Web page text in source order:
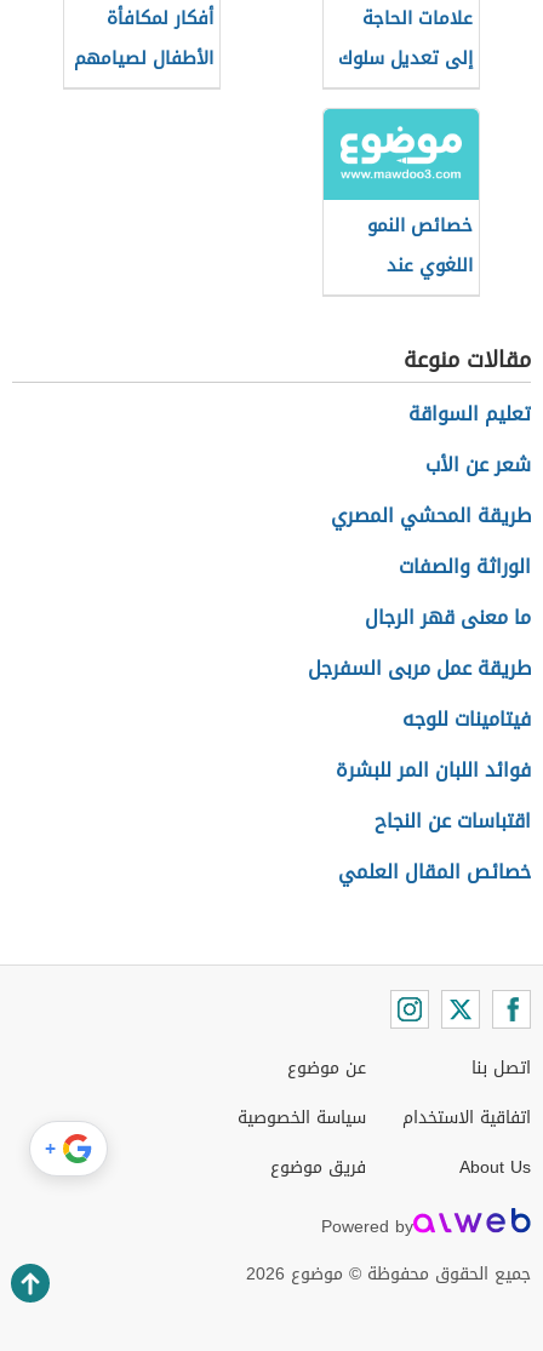
علامات الحاجة
إلى تعديل سلوك
الطفل
أفكار لمكافأة
الأطفال لصيامهم
رمضان
خصائص النمو
اللغوي عند
الأطفال
مقالات منوعة
تعليم السواقة
شعر عن الأب
طريقة المحشي المصري
الوراثة والصفات
ما معنى قهر الرجال
طريقة عمل مربى السفرجل
فيتامينات للوجه
فوائد اللبان المر للبشرة
اقتباسات عن النجاح
خصائص المقال العلمي
اتصل بنا
اتفاقية الاستخدام
About Us
عن موضوع
سياسة الخصوصية
فريق موضوع
Powered by
جميع الحقوق محفوظة © موضوع 2026
+